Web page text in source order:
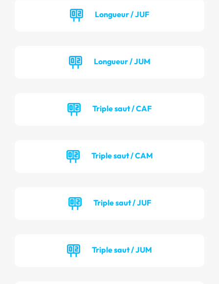
Longueur / JUF
Longueur / JUM
Triple saut / CAF
Triple saut / CAM
Triple saut / JUF
Triple saut / JUM